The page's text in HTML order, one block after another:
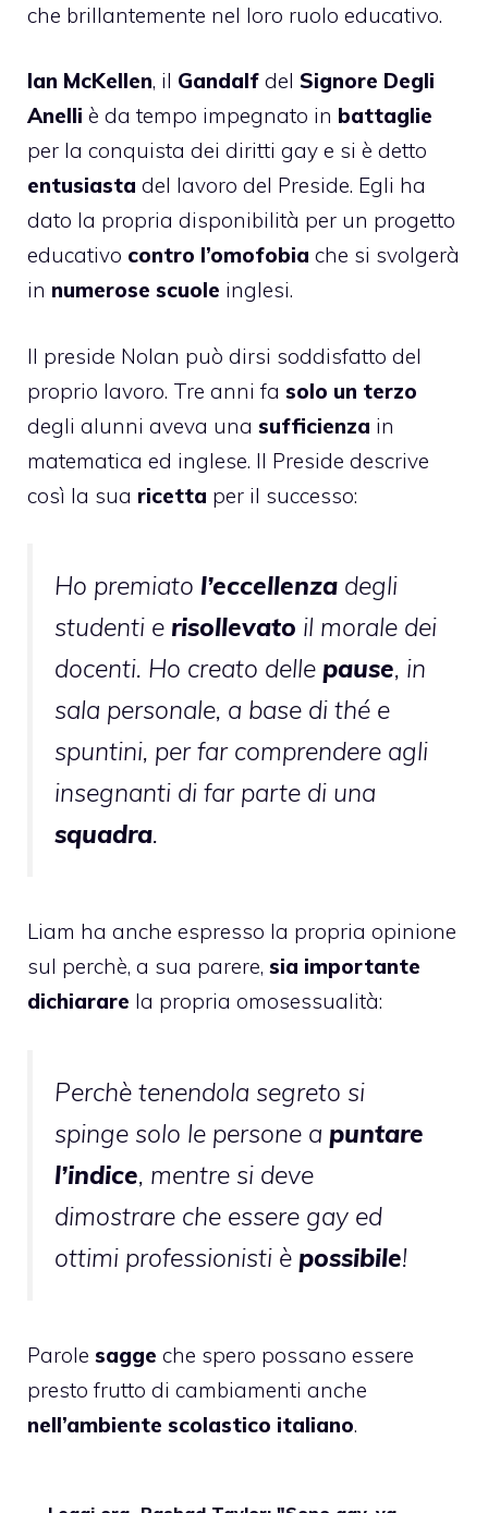
che brillantemente nel loro ruolo educativo.
Ian McKellen, il Gandalf del Signore Degli
Anelli è da tempo impegnato in battaglie
per la conquista dei diritti gay e si è detto
entusiasta del lavoro del Preside. Egli ha
dato la propria disponibilità per un progetto
educativo contro l’omofobia che si svolgerà
in numerose scuole inglesi.
Il preside Nolan può dirsi soddisfatto del
proprio lavoro. Tre anni fa solo un terzo
degli alunni aveva una sufficienza in
matematica ed inglese. Il Preside descrive
così la sua ricetta per il successo:
Ho premiato l’eccellenza degli
studenti e risollevato il morale dei
docenti. Ho creato delle pause, in
sala personale, a base di thé e
spuntini, per far comprendere agli
insegnanti di far parte di una
squadra.
Liam ha anche espresso la propria opinione
sul perchè, a sua parere, sia importante
dichiarare la propria omosessualità:
Perchè tenendola segreto si
spinge solo le persone a puntare
l’indice, mentre si deve
dimostrare che essere gay ed
ottimi professionisti è possibile!
Parole sagge che spero possano essere
presto frutto di cambiamenti anche
nell’ambiente scolastico italiano.